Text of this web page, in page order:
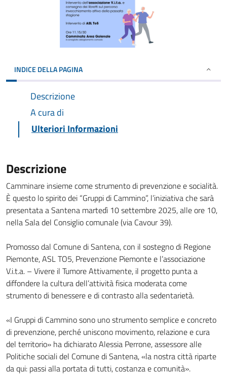
INDICE DELLA PAGINA
Descrizione
A cura di
Ulteriori Informazioni
Descrizione
Camminare insieme come strumento di prevenzione e socialità.
È questo lo spirito dei “Gruppi di Cammino”, l’iniziativa che sarà
presentata a Santena martedì 10 settembre 2025, alle ore 10,
nella Sala del Consiglio comunale (via Cavour 39).
Promosso dal Comune di Santena, con il sostegno di Regione
Piemonte, ASL TO5, Prevenzione Piemonte e l’associazione
V.i.t.a. – Vivere il Tumore Attivamente, il progetto punta a
diffondere la cultura dell’attività fisica moderata come
strumento di benessere e di contrasto alla sedentarietà.
«I Gruppi di Cammino sono uno strumento semplice e concreto
di prevenzione, perché uniscono movimento, relazione e cura
del territorio» ha dichiarato Alessia Perrone, assessore alle
Politiche sociali del Comune di Santena, «la nostra città riparte
da qui: passi alla portata di tutti, costanza e comunità».